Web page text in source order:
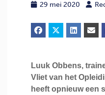
29 mei 2020
Luuk Obbens,
Vliet van het
heeft opnieuw een